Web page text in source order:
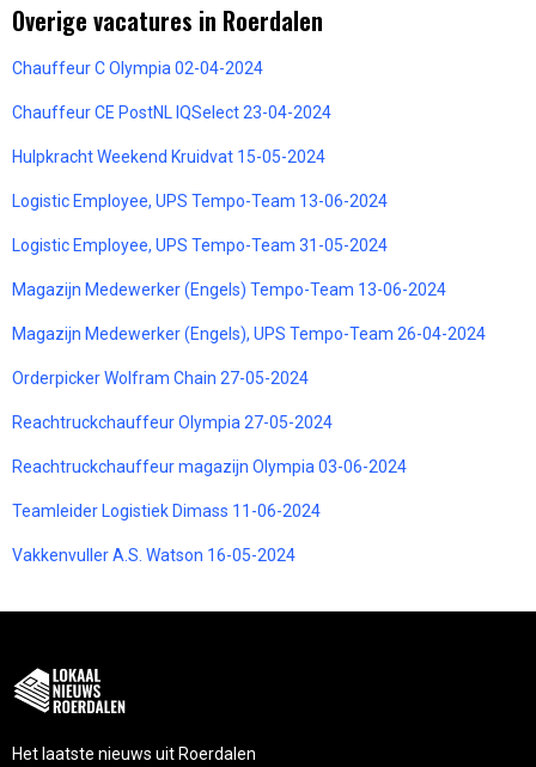
Overige vacatures in Roerdalen
Chauffeur C Olympia 02-04-2024
Chauffeur CE PostNL IQSelect 23-04-2024
Hulpkracht Weekend Kruidvat 15-05-2024
Logistic Employee, UPS Tempo-Team 13-06-2024
Logistic Employee, UPS Tempo-Team 31-05-2024
Magazijn Medewerker (Engels) Tempo-Team 13-06-2024
Magazijn Medewerker (Engels), UPS Tempo-Team 26-04-2024
Orderpicker Wolfram Chain 27-05-2024
Reachtruckchauffeur Olympia 27-05-2024
Reachtruckchauffeur magazijn Olympia 03-06-2024
Teamleider Logistiek Dimass 11-06-2024
Vakkenvuller A.S. Watson 16-05-2024
Het laatste nieuws uit Roerdalen